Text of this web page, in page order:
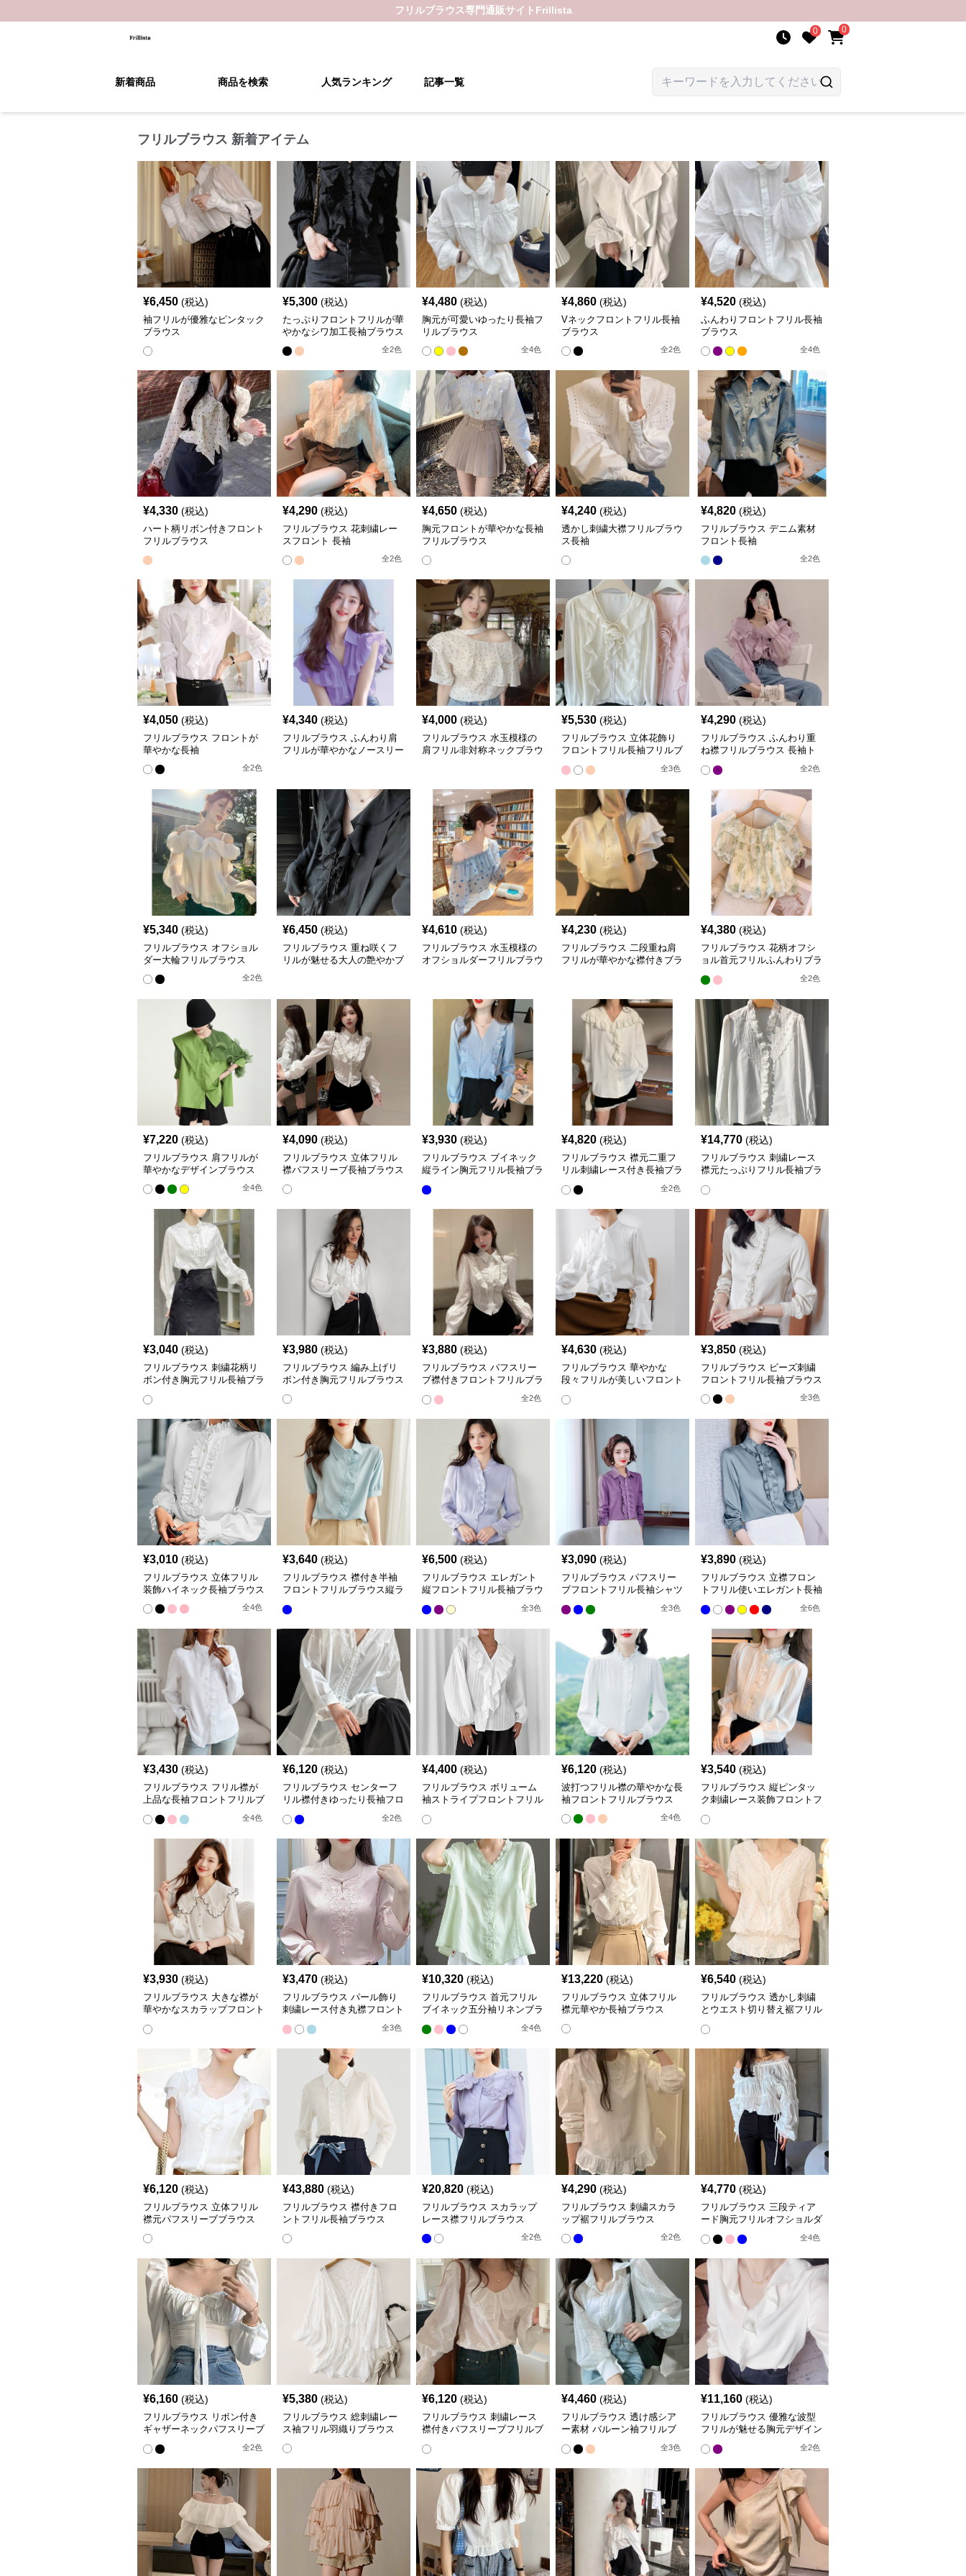
フリルブラウス専門通販サイト Frillista
0 0
新着商品 商品を検索 人気ランキング 記事一覧
フリルブラウス 新着アイテム
¥6,450 (税込)
袖フリルが優雅なピンタック
ブラウス
¥5,300 (税込)
たっぷりフロントフリルが華
やかなシワ加工長袖ブラウス
全2色
¥4,480 (税込)
胸元が可愛いゆったり長袖フ
リルブラウス
全4色
¥4,860 (税込)
Vネックフロントフリル長袖
ブラウス
全2色
¥4,520 (税込)
ふんわりフロントフリル長袖
ブラウス
全4色
¥4,330 (税込)
ハート柄リボン付きフロント
フリルブラウス
¥4,290 (税込)
フリルブラウス 花刺繍レー
スフロント 長袖
全2色
¥4,650 (税込)
胸元フロントが華やかな長袖
フリルブラウス
¥4,240 (税込)
透かし刺繍大襟フリルブラウ
ス長袖
¥4,820 (税込)
フリルブラウス デニム素材
フロント長袖
全2色
¥4,050 (税込)
フリルブラウス フロントが
華やかな長袖
全2色
¥4,340 (税込)
フリルブラウス ふんわり肩
フリルが華やかなノースリー
¥4,000 (税込)
フリルブラウス 水玉模様の
肩フリル非対称ネックブラウ
¥5,530 (税込)
フリルブラウス 立体花飾り
フロントフリル長袖フリルブ
全3色
¥4,290 (税込)
フリルブラウス ふんわり重
ね襟フリルブラウス 長袖ト
全2色
¥5,340 (税込)
フリルブラウス オフショル
ダー大輪フリルブラウス
全2色
¥6,450 (税込)
フリルブラウス 重ね咲くフ
リルが魅せる大人の艶やかブ
¥4,610 (税込)
フリルブラウス 水玉模様の
オフショルダーフリルブラウ
¥4,230 (税込)
フリルブラウス 二段重ね肩
フリルが華やかな襟付きブラ
¥4,380 (税込)
フリルブラウス 花柄オフシ
ョル首元フリルふんわりブラ
全2色
¥7,220 (税込)
フリルブラウス 肩フリルが
華やかなデザインブラウス
全4色
¥4,090 (税込)
フリルブラウス 立体フリル
襟パフスリーブ長袖ブラウス
¥3,930 (税込)
フリルブラウス ブイネック
縦ライン胸元フリル長袖ブラ
¥4,820 (税込)
フリルブラウス 襟元二重フ
リル刺繍レース付き長袖ブラ
全2色
¥14,770 (税込)
フリルブラウス 刺繍レース
襟元たっぷりフリル長袖ブラ
¥3,040 (税込)
フリルブラウス 刺繍花柄リ
ボン付き胸元フリル長袖ブラ
¥3,980 (税込)
フリルブラウス 編み上げリ
ボン付き胸元フリルブラウス
¥3,880 (税込)
フリルブラウス パフスリー
ブ襟付きフロントフリルブラ
全2色
¥4,630 (税込)
フリルブラウス 華やかな
段々フリルが美しいフロント
¥3,850 (税込)
フリルブラウス ビーズ刺繍
フロントフリル長袖ブラウス
全3色
¥3,010 (税込)
フリルブラウス 立体フリル
装飾ハイネック長袖ブラウス
全4色
¥3,640 (税込)
フリルブラウス 襟付き半袖
フロントフリルブラウス縦ラ
¥6,500 (税込)
フリルブラウス エレガント
縦フロントフリル長袖ブラウ
全3色
¥3,090 (税込)
フリルブラウス パフスリー
ブフロントフリル長袖シャツ
全3色
¥3,890 (税込)
フリルブラウス 立襟フロン
トフリル使いエレガント長袖
全6色
¥3,430 (税込)
フリルブラウス フリル襟が
上品な長袖フロントフリルブ
全4色
¥6,120 (税込)
フリルブラウス センターフ
リル襟付きゆったり長袖フロ
全2色
¥4,400 (税込)
フリルブラウス ボリューム
袖ストライプフロントフリル
¥6,120 (税込)
波打つフリル襟の華やかな長
袖フロントフリルブラウス
全4色
¥3,540 (税込)
フリルブラウス 縦ピンタッ
ク刺繍レース装飾フロントフ
¥3,930 (税込)
フリルブラウス 大きな襟が
華やかなスカラップフロント
¥3,470 (税込)
フリルブラウス パール飾り
刺繍レース付き丸襟フロント
全3色
¥10,320 (税込)
フリルブラウス 首元フリル
ブイネック五分袖リネンブラ
全4色
¥13,220 (税込)
フリルブラウス 立体フリル
襟元華やか長袖ブラウス
¥6,540 (税込)
フリルブラウス 透かし刺繍
とウエスト切り替え裾フリル
¥6,120 (税込)
フリルブラウス 立体フリル
襟元パフスリーブブラウス
¥43,880 (税込)
フリルブラウス 襟付きフロ
ントフリル長袖ブラウス
¥20,820 (税込)
フリルブラウス スカラップ
レース襟フリルブラウス
全2色
¥4,290 (税込)
フリルブラウス 刺繍スカラ
ップ裾フリルブラウス
全2色
¥4,770 (税込)
フリルブラウス 三段ティア
ード胸元フリルオフショルダ
全4色
¥6,160 (税込)
フリルブラウス リボン付き
ギャザーネックパフスリーブ
全2色
¥5,380 (税込)
フリルブラウス 総刺繍レー
ス袖フリル羽織りブラウス
¥6,120 (税込)
フリルブラウス 刺繍レース
襟付きパフスリーブフリルブ
¥4,460 (税込)
フリルブラウス 透け感シア
ー素材 バルーン袖フリルブ
全3色
¥11,160 (税込)
フリルブラウス 優雅な波型
フリルが魅せる胸元デザイン
全2色